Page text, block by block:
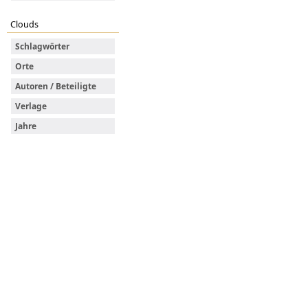
Clouds
Schlagwörter
Orte
Autoren / Beteiligte
Verlage
Jahre